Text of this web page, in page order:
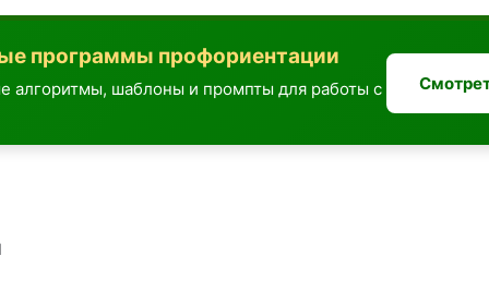
программы профориентации
алгоритмы, шаблоны и промпты для работы с